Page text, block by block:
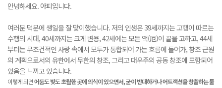
안녕하세요. 아피입니다.
여러분 덕분에 생일을 잘 맞이했습니다. 저의 인생은 39세까지는 고행이 따르는
수행의 시대, 40세까지는 크게 변용, 42세에는 모든 액(厄)이 끝을 고하고, 44세
부터는 무조건적인 사랑 속에서 모두가 통합되어 가는 흐름에 들어가, 창조 근원
의 계획으로서의 유한에서 무한의 창조, 그리고 대우주의 공동 창조에 포함되어
있음을 느끼고 있습니다.
이렇게 되면어둠도 빛도 초월한 곳에 의식이 있으면서, 굳이 반대하거나 어트랙션을 창출하는 툴